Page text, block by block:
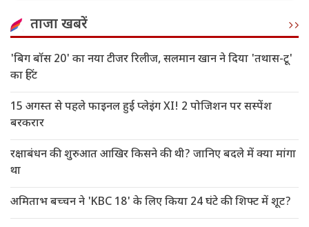
ताजा खबरें
'बिग बॉस 20' का नया टीजर रिलीज, सलमान खान ने दिया 'तथास-टू'
का हिंट
15 अगस्त से पहले फाइनल हुई प्लेइंग XI! 2 पोजिशन पर सस्पेंश
बरकरार
रक्षाबंधन की शुरुआत आखिर किसने की थी? जानिए बदले में क्या मांगा
था
अमिताभ बच्चन ने 'KBC 18' के लिए किया 24 घंटे की शिफ्ट में शूट?